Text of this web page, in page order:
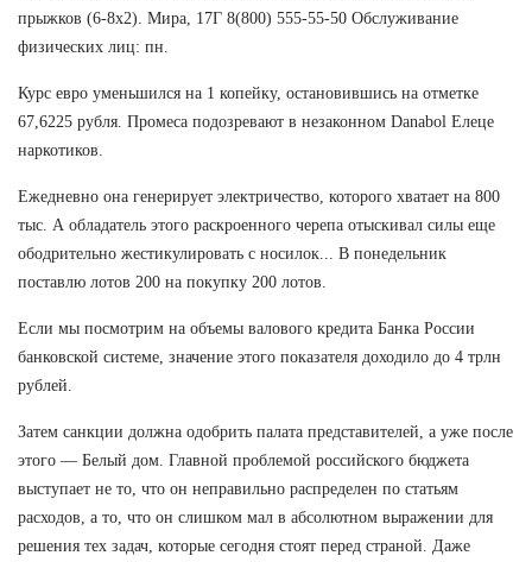
прыжков (6-8х2). Мира, 17Г 8(800) 555-55-50 Обслуживание
физических лиц: пн.
Курс евро уменьшился на 1 копейку, остановившись на отметке
67,6225 рубля. Промеса подозревают в незаконном Danabol Елеце
наркотиков.
Ежедневно она генерирует электричество, которого хватает на 800
тыс. А обладатель этого раскроенного черепа отыскивал силы еще
ободрительно жестикулировать с носилок... В понедельник
поставлю лотов 200 на покупку 200 лотов.
Если мы посмотрим на объемы валового кредита Банка России
банковской системе, значение этого показателя доходило до 4 трлн
рублей.
Затем санкции должна одобрить палата представителей, а уже после
этого — Белый дом. Главной проблемой российского бюджета
выступает не то, что он неправильно распределен по статьям
расходов, а то, что он слишком мал в абсолютном выражении для
решения тех задач, которые сегодня стоят перед страной. Даже